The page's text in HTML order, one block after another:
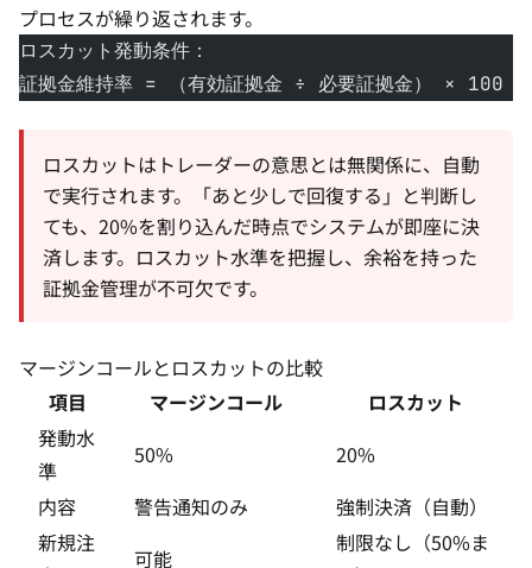
プロセスが繰り返されます。
ロスカット発動条件：
証拠金維持率 = （有効証拠金 ÷ 必要証拠金） × 100 ≤
ロスカットはトレーダーの意思とは無関係に、自動
で実行されます。「あと少しで回復する」と判断し
ても、20%を割り込んだ時点でシステムが即座に決
済します。ロスカット水準を把握し、余裕を持った
証拠金管理が不可欠です。
マージンコールとロスカットの比較
項目
マージンコール
ロスカット
発動水
準
50%
20%
内容
警告通知のみ
強制決済（自動）
新規注
可能
制限なし（50%ま